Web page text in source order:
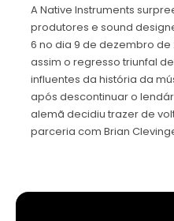
A Native Instruments
produtores e sound
6 no dia 9 de dezembro
assim o regresso triunfal
influentes da história da
após descontinuar o
alemã decidiu trazer de
parceria com Brian